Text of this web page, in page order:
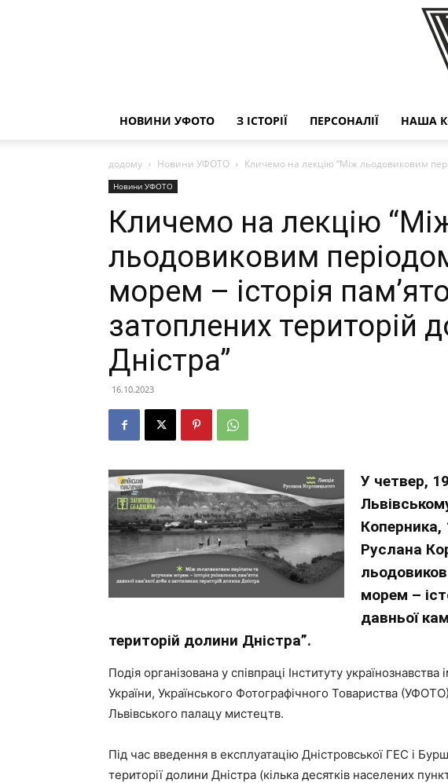
НОВИНИ УФОТО З ІСТОРІЇ ПЕРСОНАЛІЇ НАША
додому Новини УФОТО Кличемо на лекцію “Між льодовиковим
Новини УФОТО
Кличемо на лекцію
льодовиковим
морем – історія
затоплених територій
Дністра”
16.10.2023
У четвер,
Коперника,
Руслана
морем –
давньої
територій долини Дністра”.
Подія організована у співпраці Інституту
України, Українського Фотографічного Товариства
Львівського палацу мистецтв.
Під час введення в експлуатацію Дністровської ГЕС і
території долини Дністра (кілька десятків населених